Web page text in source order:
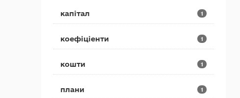
капітал 1
коефіціенти 1
кошти 1
плани 1